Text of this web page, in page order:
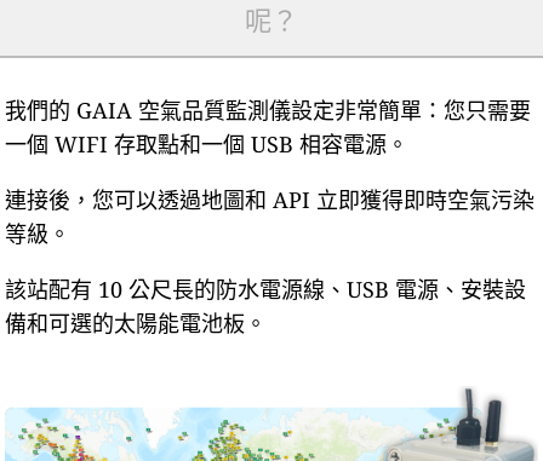
呢？
我們的 GAIA 空氣品質監測儀設定非常簡單：您只需要
一個 WIFI 存取點和一個 USB 相容電源。
連接後，您可以透過地圖和 API 立即獲得即時空氣污染
等級。
該站配有 10 公尺長的防水電源線、USB 電源、安裝設
備和可選的太陽能電池板。